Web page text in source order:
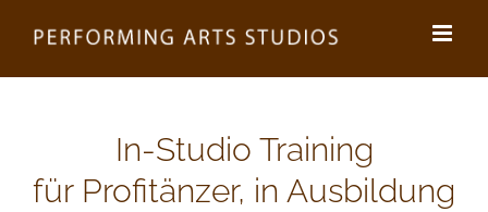
Inhalt
springen
In-Studio Training
für Profitänzer, in Ausbildung